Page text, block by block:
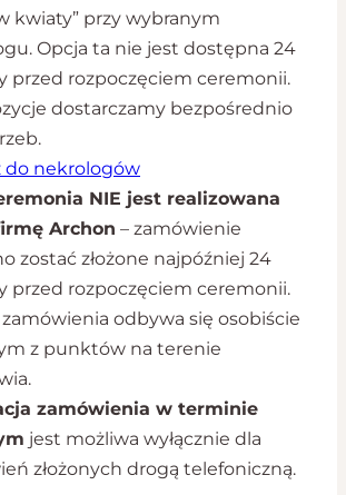
kwiaty” przy wybranym
Opcja ta nie jest dostępna 24
przed rozpoczęciem ceremonii.
dostarczamy bezpośrednio
do nekrologów
NIE jest realizowana
Archon – zamówienie
zostać złożone najpóźniej 24
przed rozpoczęciem ceremonii.
odbywa się osobiście
z punktów na terenie
zamówienia w terminie
jest możliwa wyłącznie dla
złożonych drogą telefoniczną.